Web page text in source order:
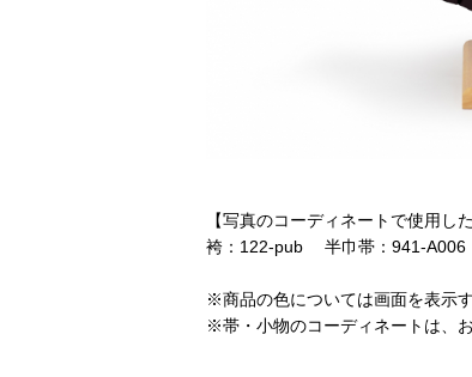
【写真のコーディネートで使用し
袴：122-pub 半巾帯：941-
※商品の色については画面を表示
※帯・小物のコーディネートは、